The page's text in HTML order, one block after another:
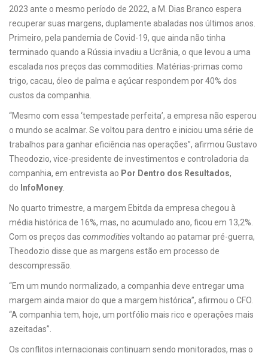
2023 ante o mesmo período de 2022, a M. Dias Branco espera
recuperar suas margens, duplamente abaladas nos últimos anos.
Primeiro, pela pandemia de Covid-19, que ainda não tinha
terminado quando a Rússia invadiu a Ucrânia, o que levou a uma
escalada nos preços das commodities. Matérias-primas como
trigo, cacau, óleo de palma e açúcar respondem por 40% dos
custos da companhia.
“Mesmo com essa ‘tempestade perfeita’, a empresa não esperou
o mundo se acalmar. Se voltou para dentro e iniciou uma série de
trabalhos para ganhar eficiência nas operações”, afirmou Gustavo
Theodozio, vice-presidente de investimentos e controladoria da
companhia, em entrevista ao Por Dentro dos Resultados,
do InfoMoney
No quarto trimestre, a margem Ebitda da empresa chegou à
média histórica de 16%, mas, no acumulado ano, ficou em 13,2%.
Com os preços das commoditiesvoltando ao patamar pré-guerra,
Theodozio disse que as margens estão em processo de
descompressão.
“Em um mundo normalizado, a companhia deve entregar uma
margem ainda maior do que a margem histórica”, afirmou o CFO.
“A companhia tem, hoje, um portfólio mais rico e operações mais
azeitadas”.
Os conflitos internacionais continuam sendo monitorados, mas o